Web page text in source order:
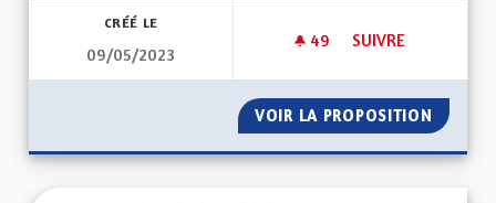
CRÉÉ LE
09/05/2023
49 49 ABONNÉS
SUIVRE
VOIR LA PROPOSITION